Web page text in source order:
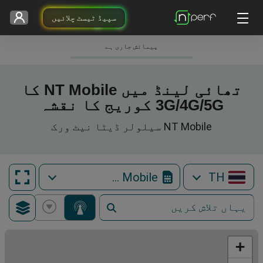
سپیڈ ٹیسٹ چلائیں
پیمائش جاری ہے
تھائی لینڈ میں NT Mobile کا
3G/4G/5G کوریج کا نقشہ
NT Mobile سیلولر ڈیٹا نیٹ ورک
TH
NT Mobile
+